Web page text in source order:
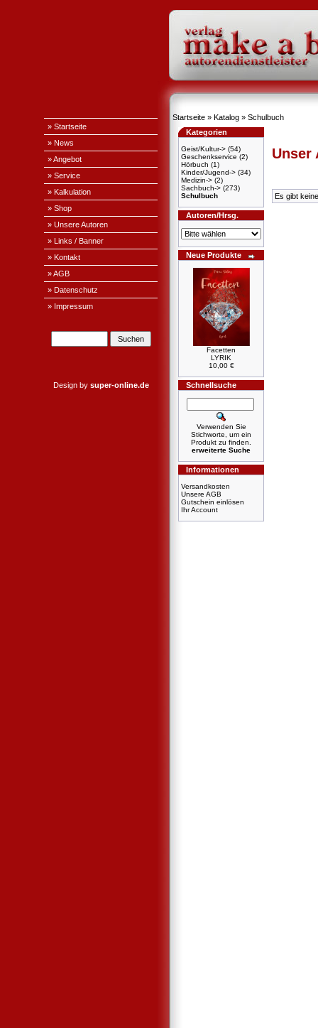
» Startseite
» News
» Angebot
» Service
» Kalkulation
» Shop
» Unsere Autoren
» Links / Banner
» Kontakt
» AGB
» Datenschutz
» Impressum
Design by super-online.de
Startseite » Katalog » Schulbuch
Kategorien
Geist/Kultur-> (54)
Geschenkservice (2)
Hörbuch (1)
Kinder/Jugend-> (34)
Medizin-> (2)
Sachbuch-> (273)
Schulbuch
Autoren/Hrsg.
Neue Produkte
Facetten
LYRIK
10,00 €
Schnellsuche
Verwenden Sie
Stichworte, um ein
Produkt zu finden.
erweiterte Suche
Informationen
Versandkosten
Unsere AGB
Gutschein einlösen
Ihr Account
Unser
Es gibt